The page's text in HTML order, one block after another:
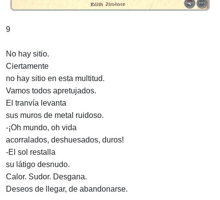
9
No hay sitio.
Ciertamente
no hay sitio en esta multitud.
Vamos todos apretujados.
El tranvía levanta
sus muros de metal ruidoso.
-¡Oh mundo, oh vida
acorralados, deshuesados, duros!
-El sol restalla
su látigo desnudo.
Calor. Sudor. Desgana.
Deseos de llegar, de abandonarse.